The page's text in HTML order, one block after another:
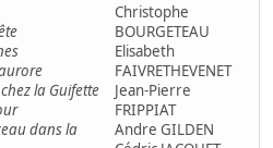
la Guifette
dans la
Christophe
BOURGETEAU
Elisabeth
FAIVRETHEVENET
Jean-Pierre
FRIPPIAT
Andre GILDEN